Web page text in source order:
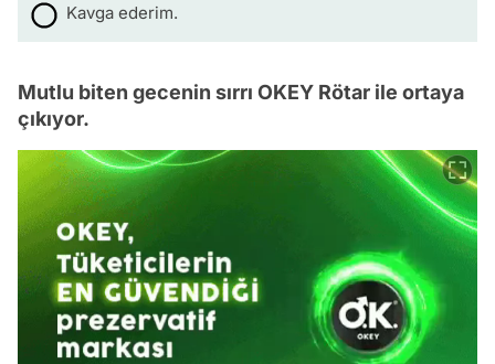
Kavga ederim.
Mutlu biten gecenin sırrı OKEY Rötar ile ortaya
çıkıyor.